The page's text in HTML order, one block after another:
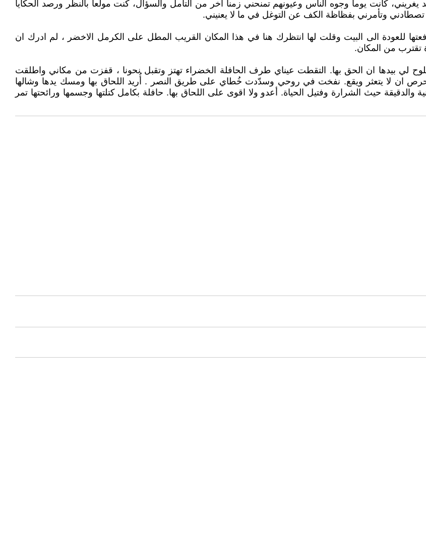
كانت يوما وجوه الناس وعيونهم تمنحني زمنا آخر من التأمل والسؤال، كنت مولعا بالنظر ورصد الحكايا
وتأمرني بفظاظة الكف عن التوغل في ما لا يعنيني.
للعودة الى البيت وقلت لها انتظرك هنا في هذا المكان القريب المطل على الكرمل الاخضر ، لم ادرك ان
تقترب من المكان.
لي بيدها ان الحق بها. التقطت عيناي طرف الحافلة الخضراء تهتز وتقبل نحونا ، قفزت من مكاني واطلقت
ان لا يتعثر ويقع. نفخت في روحي وسدّدت خُطاي على طريق النصر . أُريد اللحاق بها ومسك يدها وشالها
حيث الشرارة وفتيل الحياة. أعدو ولا اقوى على اللحاق بها. حافلة بكامل كتلتها وجسمها ورائحتها تمر